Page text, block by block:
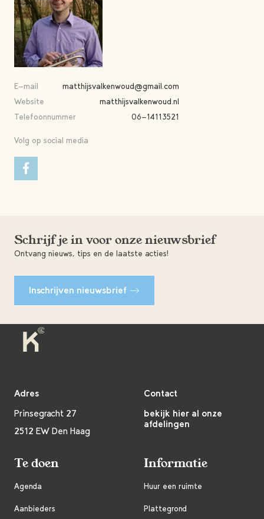
E-mail
matthijsvalkenwoud@gmail.com
Website
matthijsvalkenwoud.nl
Telefoonnummer
06-14113521
Volg op social media
Schrijf je in voor onze nieuwsbrief
Ontvang nieuws, tips en de laatste acties!
Inschrijven nieuwsbrief
Adres
Prinsegracht 27
2512 EW Den Haag
Contact
bekijk hier al onze
afdelingen
Te doen
Agenda
Aanbieders
Informatie
Huur een ruimte
Plattegrond